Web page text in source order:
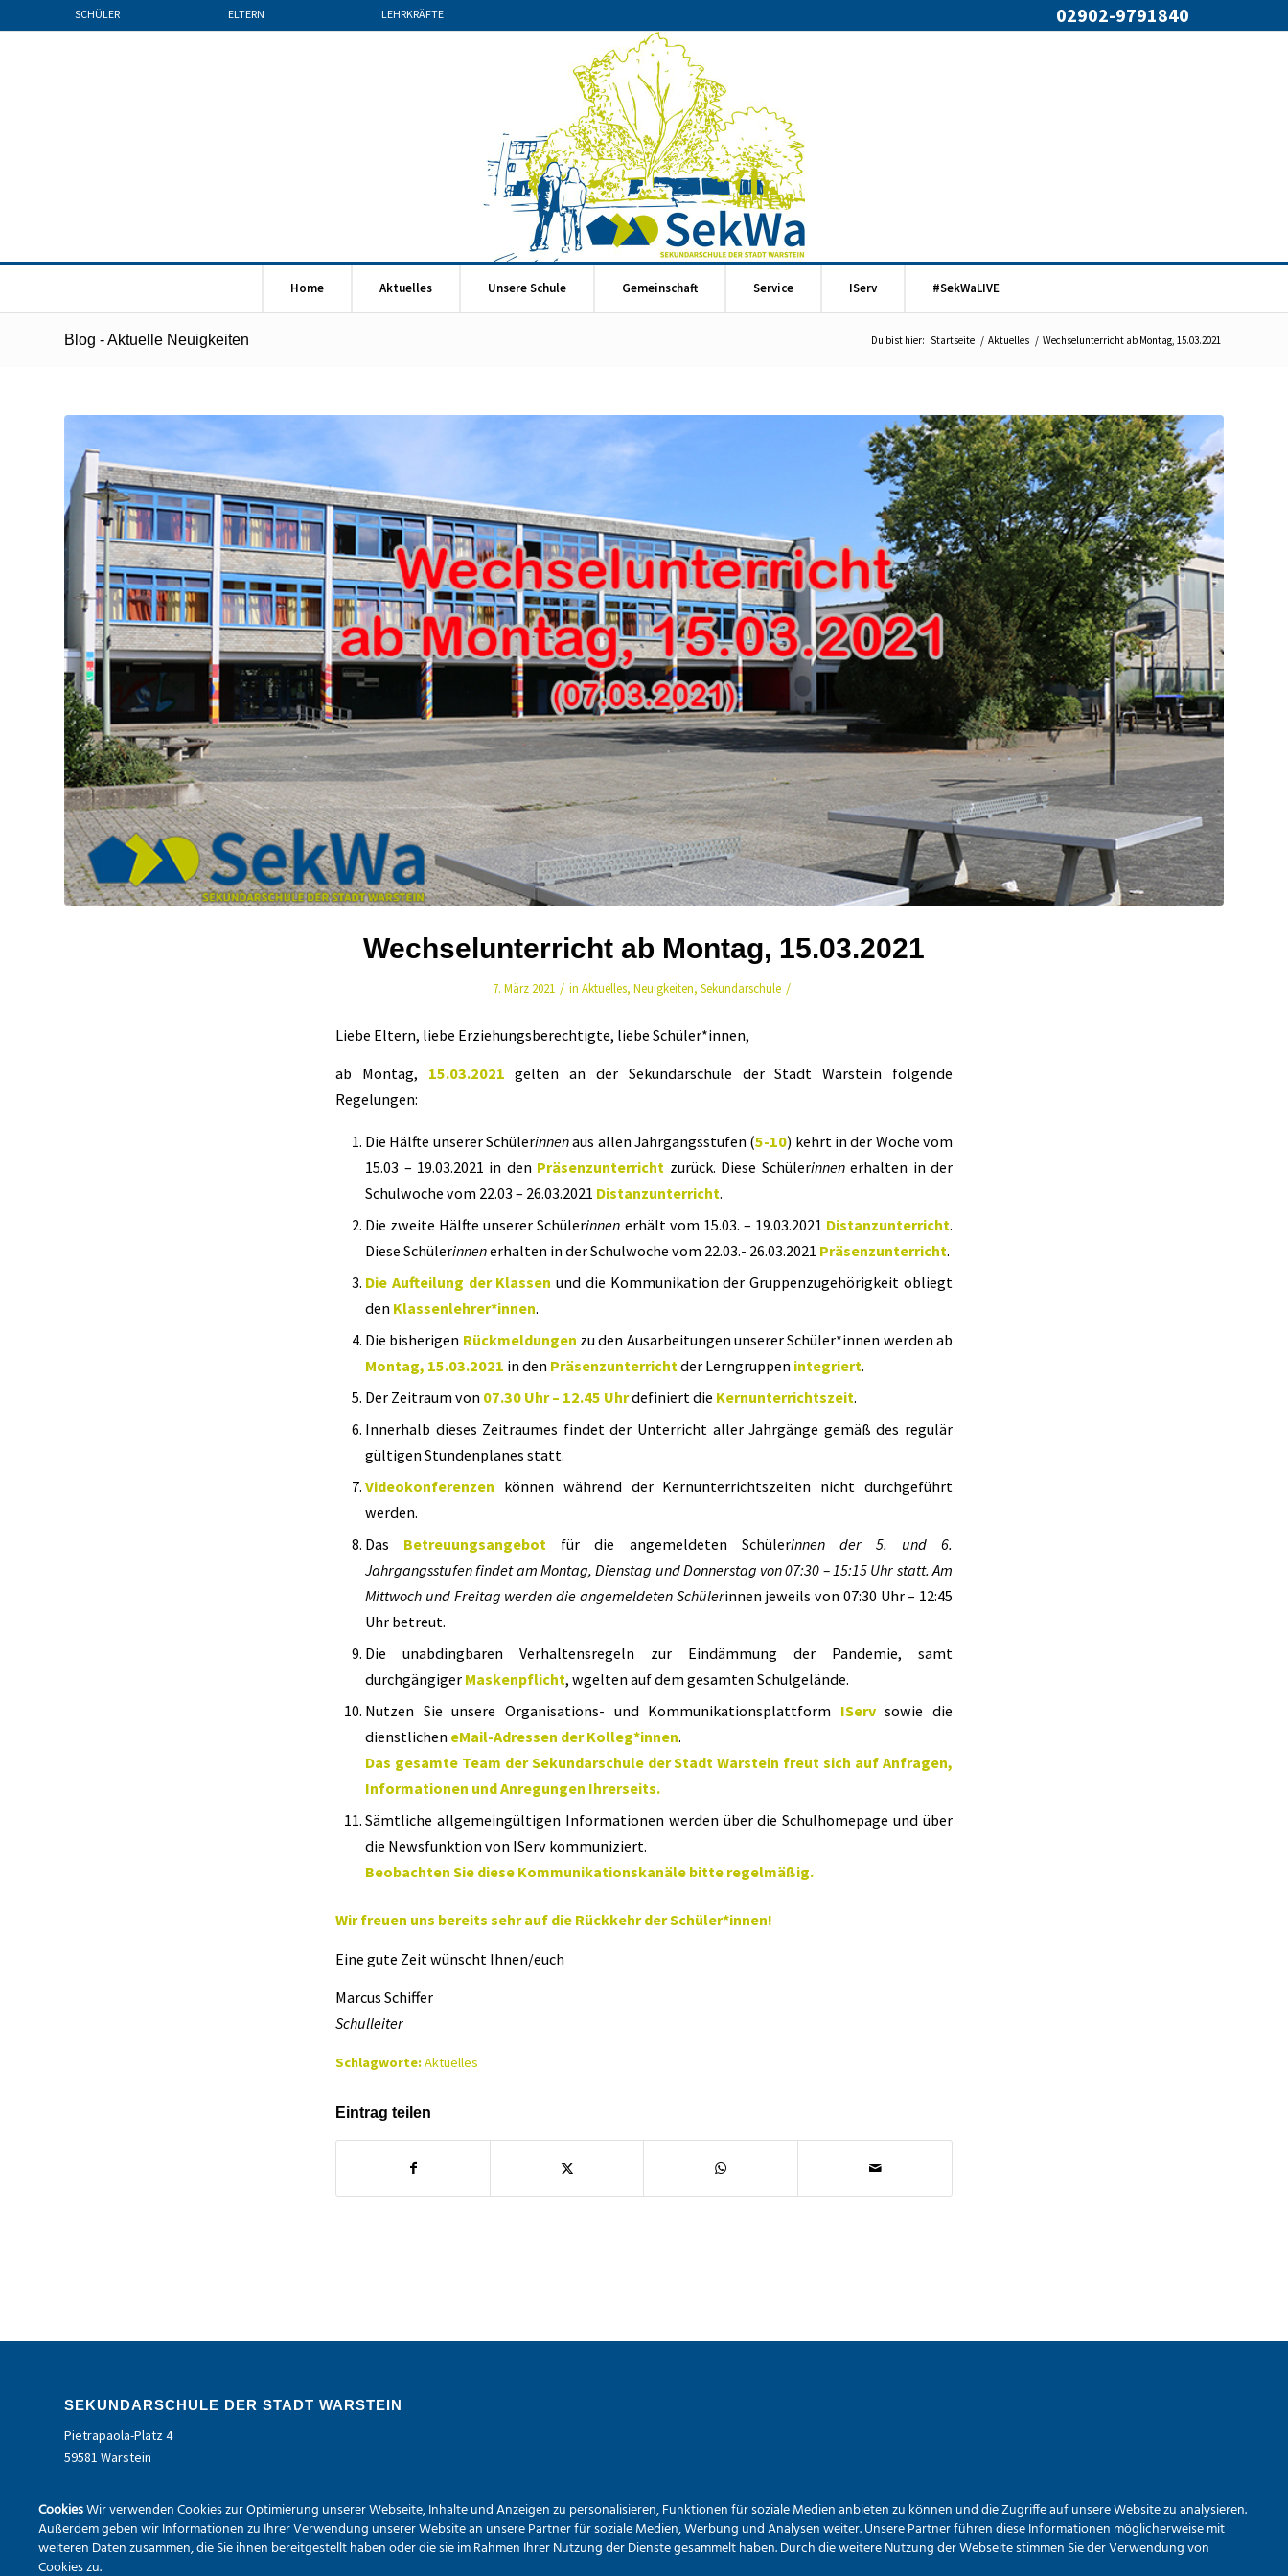
SCHÜLER ELTERN LEHRKRÄFTE 02902-9791840
Home Aktuelles Unsere Schule Gemeinschaft Service IServ #SekWaLIVE
Blog - Aktuelle Neuigkeiten Du bist hier: Startseite / Aktuelles / Wechselunterricht ab Montag, 15.03.2021
Wechselunterricht ab Montag, 15.03.2021
7. März 2021 / in Aktuelles, Neuigkeiten, Sekundarschule /
Liebe Eltern, liebe Erziehungsberechtigte, liebe Schüler*innen,
ab Montag, 15.03.2021 gelten an der Sekundarschule der Stadt Warstein folgende
Regelungen:
Die Hälfte unserer Schülerinnenaus allen Jahrgangsstufen (5-10) kehrt in der Woche vom
15.03 – 19.03.2021 in den Präsenzunterricht zurück. Diese Schülerinnenerhalten in der
Schulwoche vom 22.03 – 26.03.2021 Distanzunterricht.
Die zweite Hälfte unserer Schülerinnen erhält vom 15.03. – 19.03.2021 Distanzunterricht.
Diese Schülerinnenerhalten in der Schulwoche vom 22.03.- 26.03.2021 Präsenzunterricht.
Die Aufteilung der Klassen und die Kommunikation der Gruppenzugehörigkeit obliegt
den Klassenlehrer*innen.
Die bisherigen Rückmeldungen zu den Ausarbeitungen unserer Schüler*innen werden ab
Montag, 15.03.2021 in den Präsenzunterrichtder Lerngruppen integriert.
Der Zeitraum von 07.30 Uhr – 12.45 Uhrdefiniert die Kernunterrichtszeit.
Innerhalb dieses Zeitraumes findet der Unterricht aller Jahrgänge gemäß des regulär
gültigen Stundenplanes statt.
Videokonferenzen können während der Kernunterrichtszeiten nicht durchgeführt
werden.
Das Betreuungsangebot für die angemeldeten Schülerinnen der 5. und 6.
Jahrgangsstufen findet am Montag, Dienstag und Donnerstag von 07:30 – 15:15 Uhr statt. Am
Mittwoch und Freitag werden die angemeldeten Schülerinnen jeweils von 07:30 Uhr – 12:45
Uhr betreut.
Die unabdingbaren Verhaltensregeln zur Eindämmung der Pandemie, samt
durchgängiger Maskenpflicht, wgelten auf dem gesamten Schulgelände.
Nutzen Sie unsere Organisations- und Kommunikationsplattform IServsowie die
dienstlichen eMail-Adressen der Kolleg*innen.
Das gesamte Team der Sekundarschule der Stadt Warstein freut sich auf Anfragen,
Informationen und Anregungen Ihrerseits.
Sämtliche allgemeingültigen Informationen werden über die Schulhomepage und über
die Newsfunktion von IServ kommuniziert.
Beobachten Sie diese Kommunikationskanäle bitte regelmäßig.
Wir freuen uns bereits sehr auf die Rückkehr der Schüler*innen!
Eine gute Zeit wünscht Ihnen/euch
Marcus Schiffer
Schulleiter
Schlagworte:Aktuelles
Eintrag teilen
SEKUNDARSCHULE DER STADT WARSTEIN
Pietrapaola-Platz 4
59581 Warstein
Erreichbarkeit via Mail
CookiesWir verwenden Cookies zur Optimierung unserer Webseite, Inhalte und Anzeigen zu personalisieren, Funktionen für soziale Medien anbieten zu können und die Zugriffe auf unsere Website zu analysieren.
Außerdem geben wir Informationen zu Ihrer Verwendung unserer Website an unsere Partner für soziale Medien, Werbung und Analysen weiter. Unsere Partner führen diese Informationen möglicherweise mit
weiteren Daten zusammen, die Sie ihnen bereitgestellt haben oder die sie im Rahmen Ihrer Nutzung der Dienste gesammelt haben. Durch die weitere Nutzung der Webseite stimmen Sie der Verwendung von
Cookies zu.